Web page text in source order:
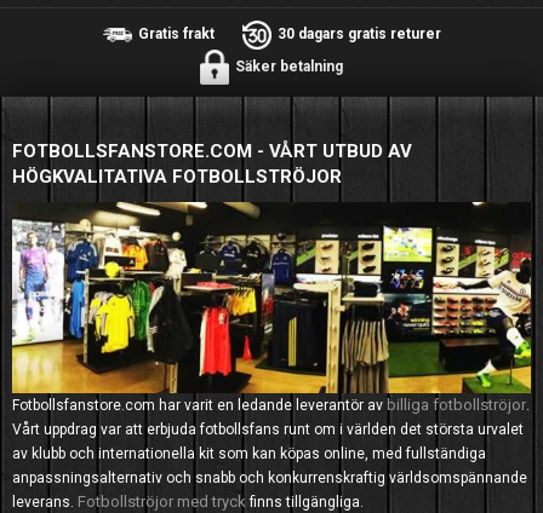
Gratis frakt
30 dagars gratis returer
Säker betalning
FOTBOLLSFANSTORE.COM - VÅRT UTBUD AV
HÖGKVALITATIVA FOTBOLLSTRÖJOR
Fotbollsfanstore.com har varit en ledande leverantör av billiga fotbollströjor.
Vårt uppdrag var att erbjuda fotbollsfans runt om i världen det största urvalet
av klubb och internationella kit som kan köpas online, med fullständiga
anpassningsalternativ och snabb och konkurrenskraftig världsomspännande
leverans. Fotbollströjor med tryck finns tillgängliga.